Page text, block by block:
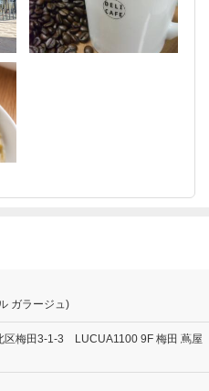
ガラージュ)
区梅田3-1-3 LUCUA1100 9F 梅田 蔦屋